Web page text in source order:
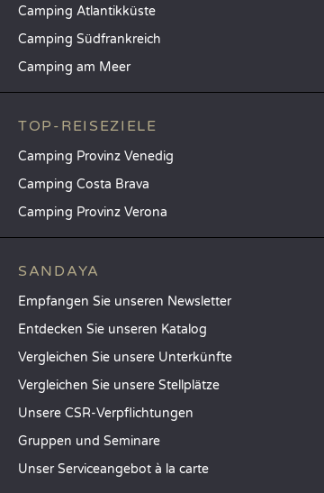
Camping Atlantikküste
Camping Südfrankreich
Camping am Meer
TOP-REISEZIELE
Camping Provinz Venedig
Camping Costa Brava
Camping Provinz Verona
SANDAYA
Empfangen Sie unseren Newsletter
Entdecken Sie unseren Katalog
Vergleichen Sie unsere Unterkünfte
Vergleichen Sie unsere Stellplätze
Unsere CSR-Verpflichtungen
Gruppen und Seminare
Unser Serviceangebot à la carte